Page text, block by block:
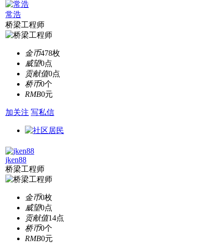
常浩
桥梁工程师
金币478枚
威望0点
贡献值0点
桥币0个
RMB0元
加关注 写私信
jken88
桥梁工程师
金币0枚
威望0点
贡献值14点
桥币0个
RMB0元